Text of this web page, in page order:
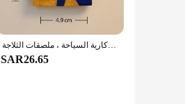
اليدوية ثلاثية الأبعاد مغناطيس الثلاجة المطبوعة ، علم المغرب ، بوابة بيرسيبوليس الأمم ، والهدايا التذكارية السياحة ، ملصقات الثلاجة
SAR26.65